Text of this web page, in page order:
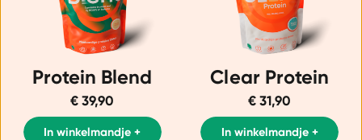
Protein Blend
€ 39,90
In winkelmandje +
Clear Protein
€ 31,90
In winkelmandje +